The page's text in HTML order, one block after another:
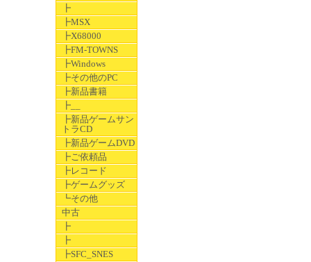
┣
┣MSX
┣X68000
┣FM-TOWNS
┣Windows
┣その他のPC
┣新品書籍
┣__
┣新品ゲームサン
トラCD
┣新品ゲームDVD
┣ご依頼品
┣レコード
┣ゲームグッズ
┗その他
中古
┣
┣
┣SFC_SNES